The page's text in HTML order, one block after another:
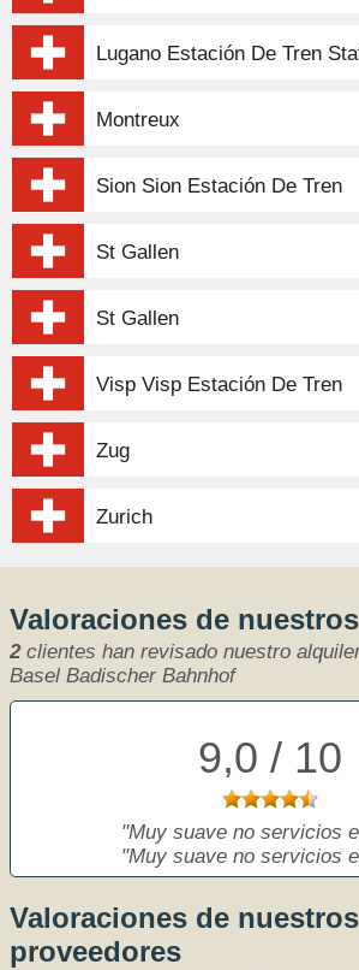
Lugano Estación De Tren
Montreux
Sion Sion Estación De Tren
St Gallen
St Gallen
Visp Visp Estación De Tren
Zug
Zurich
Valoraciones de
2clientes han revisado nuestro
Basel Badischer Bahnhof
9,0 / 10
Muy suave no servicios
Muy suave no servicios
Valoraciones de nuestros
proveedores